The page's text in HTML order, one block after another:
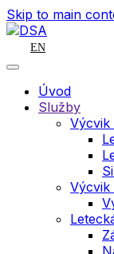
Skip to main
EN
Úvod
Služby
Výcvik
Výcvik